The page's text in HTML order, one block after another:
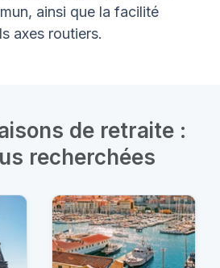
ainsi que la facilité
axes routiers.
de retraite :
recherchées